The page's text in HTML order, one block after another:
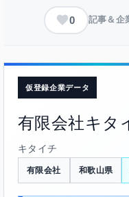
0 記事＆企
仮登録企業データ
有限会社キタ
キタイチ
有限会社 和歌山県